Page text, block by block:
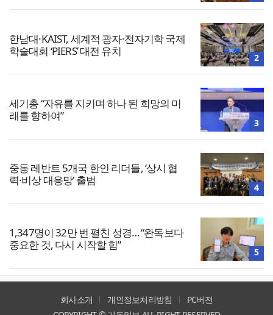
한남대·KAIST, 세계적 광자·전자기학 국제
학술대회 ‘PIERS’ 대전 유치
2
세기총 “자유를 지키며 하나 된 희망의 미
래를 향하여”
3
중동 레반트 5개국 한인 리더들, ‘상시 협
력·비상 대응망’ 출범
4
1,347명이 32만 번 펼친 성경… “완독보다
중요한 것, 다시 시작할 힘”
5
회사소개 개인정보처리방침
PC버전